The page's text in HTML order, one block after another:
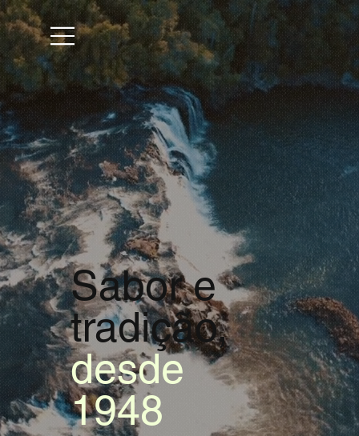
Sabor e
tradição,
desde
1948